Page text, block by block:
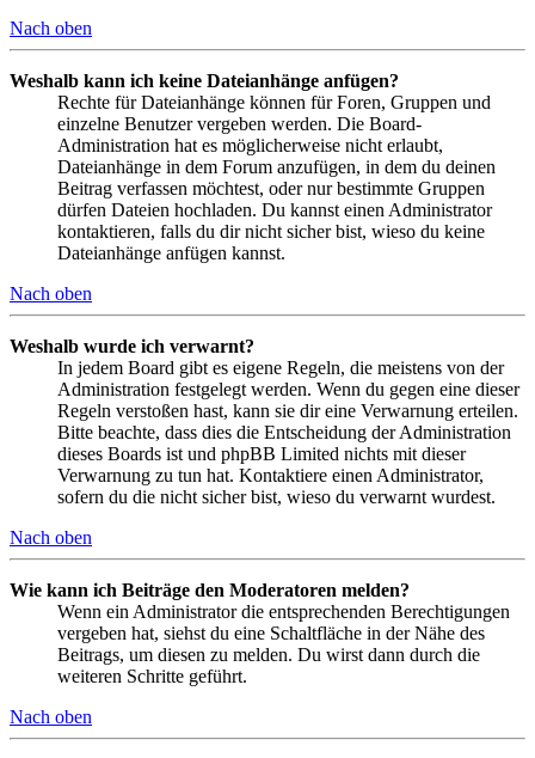
Nach oben
Weshalb kann ich keine Dateianhänge anfügen?
Rechte für Dateianhänge können für Foren, Gruppen und
einzelne Benutzer vergeben werden. Die Board-
Administration hat es möglicherweise nicht erlaubt,
Dateianhänge in dem Forum anzufügen, in dem du deinen
Beitrag verfassen möchtest, oder nur bestimmte Gruppen
dürfen Dateien hochladen. Du kannst einen Administrator
kontaktieren, falls du dir nicht sicher bist, wieso du keine
Dateianhänge anfügen kannst.
Nach oben
Weshalb wurde ich verwarnt?
In jedem Board gibt es eigene Regeln, die meistens von der
Administration festgelegt werden. Wenn du gegen eine dieser
Regeln verstoßen hast, kann sie dir eine Verwarnung erteilen.
Bitte beachte, dass dies die Entscheidung der Administration
dieses Boards ist und phpBB Limited nichts mit dieser
Verwarnung zu tun hat. Kontaktiere einen Administrator,
sofern du die nicht sicher bist, wieso du verwarnt wurdest.
Nach oben
Wie kann ich Beiträge den Moderatoren melden?
Wenn ein Administrator die entsprechenden Berechtigungen
vergeben hat, siehst du eine Schaltfläche in der Nähe des
Beitrags, um diesen zu melden. Du wirst dann durch die
weiteren Schritte geführt.
Nach oben